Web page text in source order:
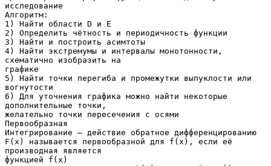
исследование
Алгоритм:
1) Найти области D и E
2) Определить чётность и периодичность функции
3) Найти и построить асимтоты
4) Найти экстремумы и интервалы монотонности,
схематично изобразить на
графике
5) Найти точки перегиба и промежутки выпуклости или
вогнутости
6) Для уточнения графика можно найти некоторые
дополнительные точки,
желательно точки пересечения с осями
Первообразная
Интегрирование – действие обратное дифференцированию
F(x) называется первообразной для f(x), если её
производная является
функцией f(x)